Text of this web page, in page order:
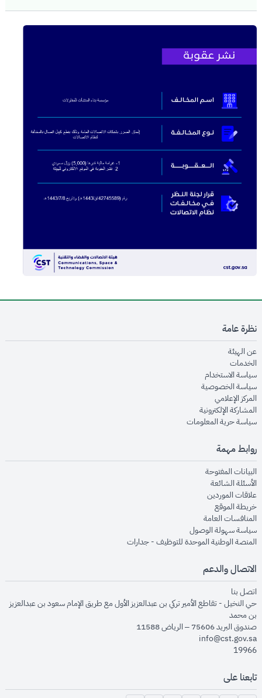
نظرة عامة
عن الهيئةopens in new window
الخدماتopens in new window
سياسة الاستخدام
سياسة الخصوصيةopens in new window
المركز الإعلاميopens in new window
المشاركة الإلكترونيةopens in new window
سياسة حرية المعلوماتopens in new window
روابط مهمة
البيانات المفتوحةopens in new window
الأسئلة الشائعةopens in new window
علاقات الموردينopens in new window
خريطة الموقعopens in new window
المنافسات العامةopens in new window
سياسة سهولة الوصولopens in new window
المنصة الوطنية الموحدة للتوظيف - جداراتopens in new window
الاتصال والدعم
اتصل بنا
حي النخيل - تقاطع الأمير تركي بن عبدالعزيز الأول مع طريق الإمام سعود بن عبدالعزيز
بن محمد
صندوق البريد 75606 – الرياض 11588
info@cst.gov.sa
19966
تابعنا على